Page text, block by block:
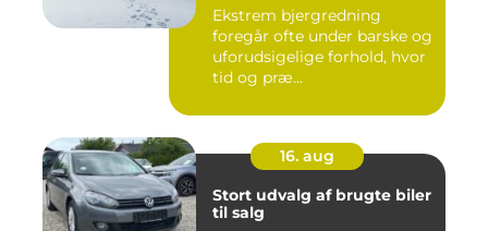
Ekstrem bjergredning
foregår ofte under barske og
uforudsigelige forhold, hvor
tid og præ...
16. aug
Stort udvalg af brugte biler
til salg